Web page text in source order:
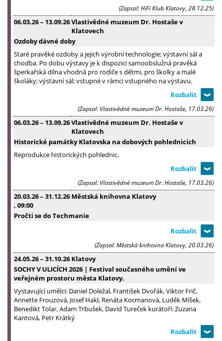
(Zapsal: HiFï Klub Klatovy, 28.12.25)
06.03.26– 13.09.26Vlastivědné muzeum Dr. Hostaše v
Klatovech
Ozdoby dávné doby
Staré pravěké ozdoby a jejich výrobní technologie; výstavní sál a
chodba. Po dobu výstavy je k dispozici samoobslužná pravěká
šperkařská dílna vhodná pro rodiče s dětmi, pro školky a malé
školáky; výstavní sál; vstupné v rámci vstupného na výstavu.
(Zapsal: Vlastivědné muzeum Dr. Hostaše, 17.03.26)
06.03.26– 13.09.26Vlastivědné muzeum Dr. Hostaše v
Klatovech
Historické památky Klatovska na dobových pohlednicích
Reprodukce historických pohlednic.
(Zapsal: Vlastivědné muzeum Dr. Hostaše, 17.03.26)
20.03.26– 31.12.26
, 09:00
Městská knihovna Klatovy
Pročti se do Techmanie
(Zapsal: Městská knihovna Klatovy, 20.03.26)
24.05.26– 31.10.26 Klatovy
SOCHY V ULICÍCH 2026 | Festival současného umění ve
veřejném prostoru města Klatovy.
Vystavující umělci: Daniel Doležal, František Dvořák, Viktor Frič,
Annette Frouzová, Josef Hakl, Renáta Kocmanová, Luděk Míšek,
Benedikt Tolar, Adam Trbušek, David Tureček kurátoři: Zuzana
Kantová, Petr Krátký